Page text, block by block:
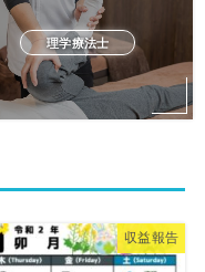
理学療法士
収益報告